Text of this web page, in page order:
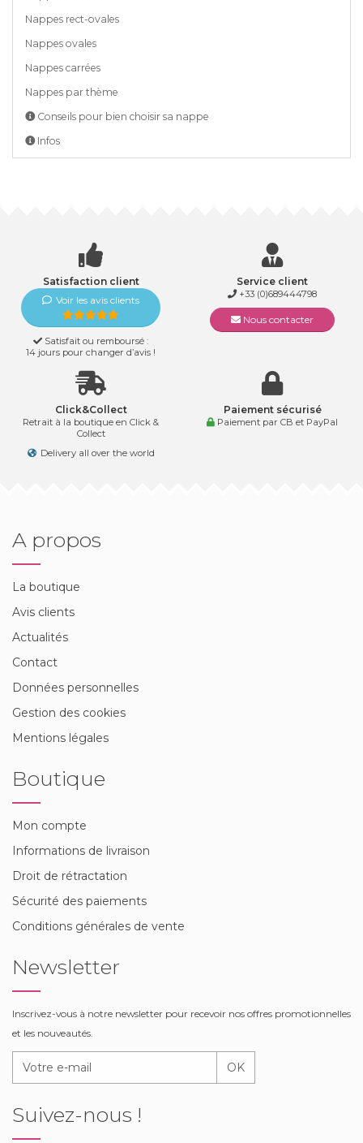
Nappes rect-ovales
Nappes ovales
Nappes carrées
Nappes par thème
Conseils pour bien choisir sa nappe
Infos
Satisfaction client
Voir les avis clients
Satisfait ou remboursé :
14 jours pour changer d’avis !
Service client
+33 (0)689444798
Nous contacter
Click&Collect
Retrait à la boutique en Click &
Collect
Delivery all over the world
Paiement sécurisé
Paiement par CB et PayPal
A propos
La boutique
Avis clients
Actualités
Contact
Données personnelles
Gestion des cookies
Mentions légales
Boutique
Mon compte
Informations de livraison
Droit de rétractation
Sécurité des paiements
Conditions générales de vente
Newsletter
Inscrivez-vous à notre newsletter pour recevoir nos offres promotionnelles
et les nouveautés.
OK
Suivez-nous !